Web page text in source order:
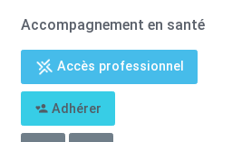
Accompagnement en santé
Accès professionnel
Adhérer